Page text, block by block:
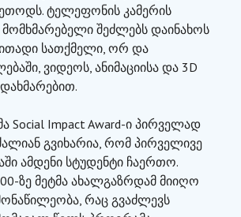
ტელეფონის კამერის
შეძლებს დაინახოს
სათქმელი, ორ და
ვიდეოს, ანიმაციისა და 3D
Social Impact Award-ი პირველად
გვიხარია, რომ პირველივე
ამდენი სტუდენტი ჩაერთო.
ზე მეტმა ახალგაზრდამ მიიღო
რაც გვაძლევს